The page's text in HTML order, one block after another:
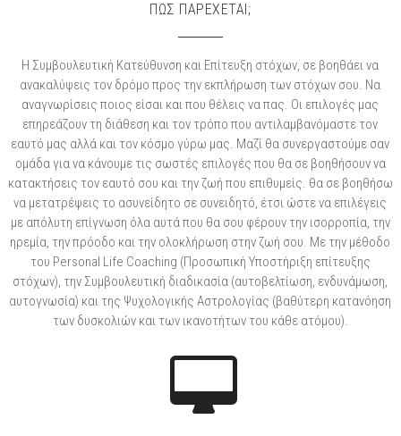
ΠΩΣ ΠΑΡΕΧΕΤΑΙ;
Η Συμβουλευτική Κατεύθυνση και Επίτευξη στόχων, σε βοηθάει να
ανακαλύψεις τον δρόμο προς την εκπλήρωση των στόχων σου. Να
αναγνωρίσεις ποιος είσαι και που θέλεις να πας. Οι επιλογές μας
επηρεάζουν τη διάθεση και τον τρόπο που αντιλαμβανόμαστε τον
εαυτό μας αλλά και τον κόσμο γύρω μας. Μαζί θα συνεργαστούμε σαν
ομάδα για να κάνουμε τις σωστές επιλογές που θα σε βοηθήσουν να
κατακτήσεις τον εαυτό σου και την ζωή που επιθυμείς. θα σε βοηθήσω
να μετατρέψεις το ασυνείδητο σε συνειδητό, έτσι ώστε να επιλέγεις
με απόλυτη επίγνωση όλα αυτά που θα σου φέρουν την ισορροπία, την
ηρεμία, την πρόοδο και την ολοκλήρωση στην ζωή σου. Με την μέθοδο
του Personal Life Coaching (Προσωπική Υποστήριξη επίτευξης
στόχων), την Συμβουλευτική διαδικασία (αυτοβελτίωση, ενδυνάμωση,
αυτογνωσία) και της Ψυχολογικής Αστρολογίας (βαθύτερη κατανόηση
των δυσκολιών και των ικανοτήτων του κάθε ατόμου).